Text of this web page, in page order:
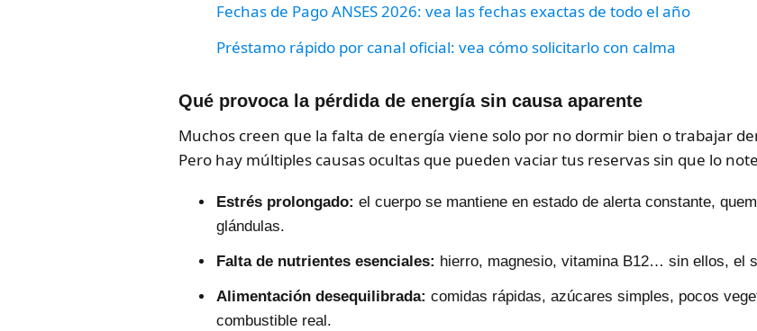
Fechas de Pago ANSES 2026: vea las fechas exactas de todo el año
Préstamo rápido por canal oficial: vea cómo solicitarlo con calma
Qué provoca la pérdida de energía sin causa aparente
Muchos creen que la falta de energía viene solo por no dormir bien o trabajar
Pero hay múltiples causas ocultas que pueden vaciar tus reservas sin que lo
Estrés prolongado: el cuerpo se mantiene en estado de alerta constante,
glándulas.
Falta de nutrientes esenciales: hierro, magnesio, vitamina B12… sin ellos, el
Alimentación desequilibrada: comidas rápidas, azúcares simples, pocos
combustible real.